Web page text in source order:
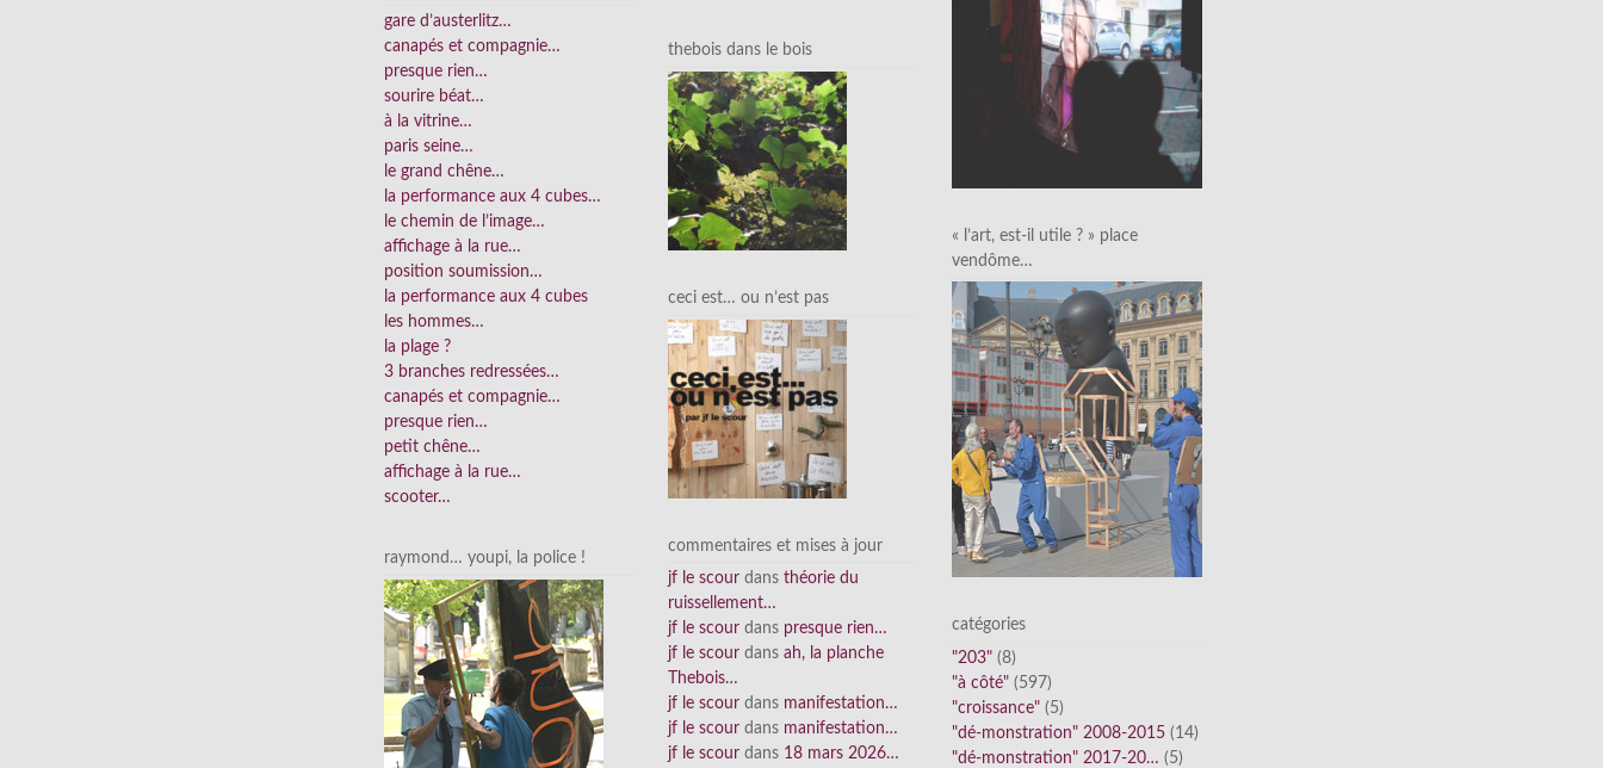
gare d’austerlitz…
canapés et compagnie…
presque rien…
sourire béat…
à la vitrine…
paris seine…
le grand chêne…
la performance aux 4 cubes…
le chemin de l’image…
affichage à la rue…
position soumission…
la performance aux 4 cubes
les hommes…
la plage ?
3 branches redressées…
canapés et compagnie…
presque rien…
petit chêne…
affichage à la rue…
scooter…
raymond… youpi, la police !
thebois dans le bois
ceci est… ou n’est pas
commentaires et mises à jour
jf le scour dans théorie du
ruissellement…
jf le scour dans presque rien…
jf le scour dans ah, la planche
Thebois…
jf le scour dans manifestation…
jf le scour dans manifestation…
jf le scour dans 18 mars 2026…
« l’art, est-il utile ? » place
vendôme…
catégories
"203" (8)
"à côté" (597)
"croissance" (5)
"dé-monstration" 2008-2015 (14)
"dé-monstration" 2017-20… (5)